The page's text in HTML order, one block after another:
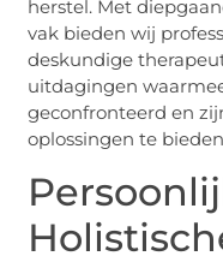
herstel. Met
vak bieden wij
deskundige
uitdagingen
geconfronteerd en
oplossingen te